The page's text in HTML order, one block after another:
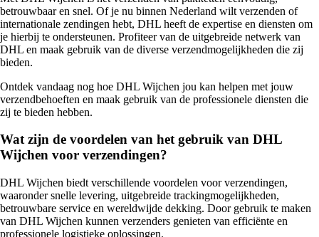
betrouwbaar en snel. Of je nu binnen Nederland wilt verzenden of
internationale zendingen hebt, DHL heeft de expertise en diensten om
je hierbij te ondersteunen. Profiteer van de uitgebreide netwerk van
DHL en maak gebruik van de diverse verzendmogelijkheden die zij
bieden.
Ontdek vandaag nog hoe DHL Wijchen jou kan helpen met jouw
verzendbehoeften en maak gebruik van de professionele diensten die
zij te bieden hebben.
Wat zijn de voordelen van het gebruik van DHL
Wijchen voor verzendingen?
DHL Wijchen biedt verschillende voordelen voor verzendingen,
waaronder snelle levering, uitgebreide trackingmogelijkheden,
betrouwbare service en wereldwijde dekking. Door gebruik te maken
van DHL Wijchen kunnen verzenders genieten van efficiënte en
professionele logistieke oplossingen.